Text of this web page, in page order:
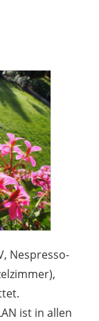
Nespresso-
ist in allen